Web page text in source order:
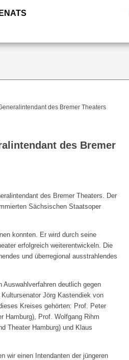
des Bremer Theaters
des Bremer
des Bremer Theaters. Der
Sächsischen Staatsoper
konnten. Er wird durch seine
erfolgreich weiterentwickeln. Die
und überregional ausstrahlendes
deutlich gegen
Jörg Kastendiek von
Kreises gehörten: Prof. Peter
Hamburg), Prof. Wolfgang Rihm
Theater Hamburg) und Klaus
wir einen Intendanten der jüngeren